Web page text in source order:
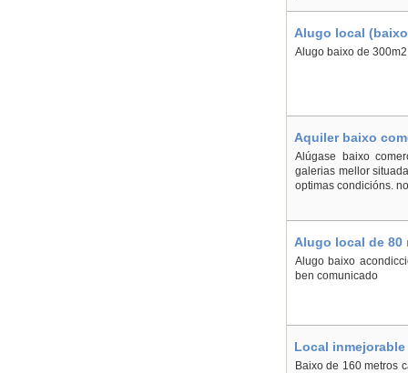
Alugo local
Alugo baixo de
Aquiler baixo
Ribadeo
Alúgase baixo
galerias mellor
optimas condicións.
Alugo local de 80
Alugo baixo
ben comunicado
Local
Baixo de 160 metros